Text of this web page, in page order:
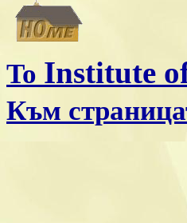
To Institute
Към